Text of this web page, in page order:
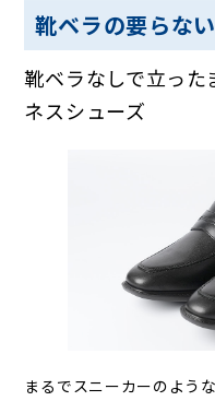
靴ベラの要らな
靴ベラなしで立っ
ネスシューズ
まるでスニーカーのよう